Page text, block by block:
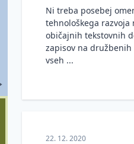
Ni treba posebej
tehnološkega razvoja
običajnih tekstovnih
zapisov na
vseh ...
22. 12. 2020